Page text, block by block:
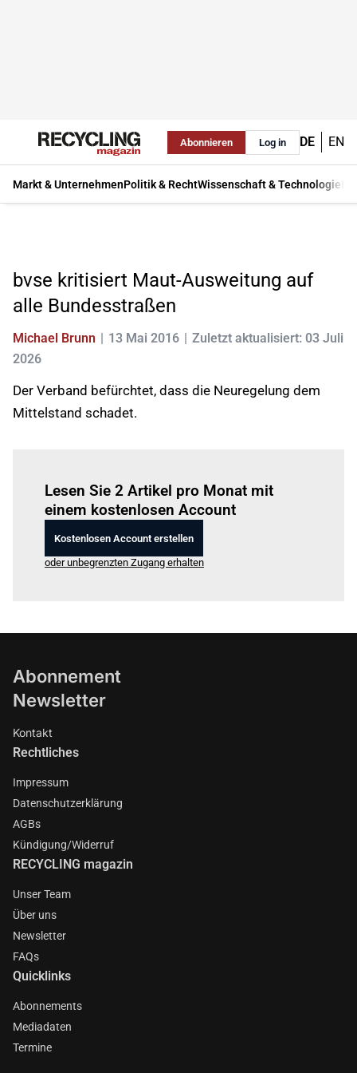
Abonnieren Log in DE EN
Markt & UnternehmenPolitik & RechtWissenschaft & Technologie
bvse kritisiert Maut-Ausweitung auf
alle Bundesstraßen
Michael Brunn 13 Mai 2016
Zuletzt aktualisiert: 03 Juli
2026
Der Verband befürchtet, dass die Neuregelung dem
Mittelstand schadet.
Lesen Sie 2 Artikel pro Monat mit
einem kostenlosen Account
Kostenlosen Account erstellen
oder unbegrenzten Zugang erhalten
Abonnement
Newsletter
Kontakt
Rechtliches
Impressum
Datenschutzerklärung
AGBs
Kündigung/Widerruf
RECYCLING magazin
Unser Team
Über uns
Newsletter
FAQs
Quicklinks
Abonnements
Mediadaten
Termine